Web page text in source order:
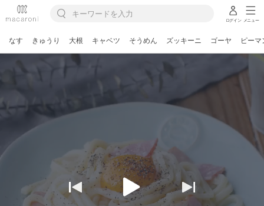
ログイン メニュー
なす きゅうり 大根 キャベツ そうめん ズッキーニ ゴーヤ ピーマ